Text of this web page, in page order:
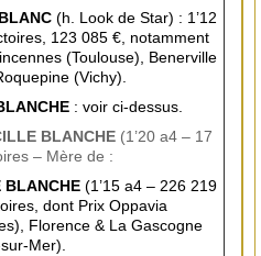
(h. Look de Star) : 1’12
123 085 €, notamment
(Toulouse), Benerville
(Vichy).
: voir ci-dessus.
BLANCHE (1’20 a4 – 17
– Mère de :
BLANCHE (1’15 a4 – 226 219
dont Prix Oppavia
Florence & La Gascogne
Mer).